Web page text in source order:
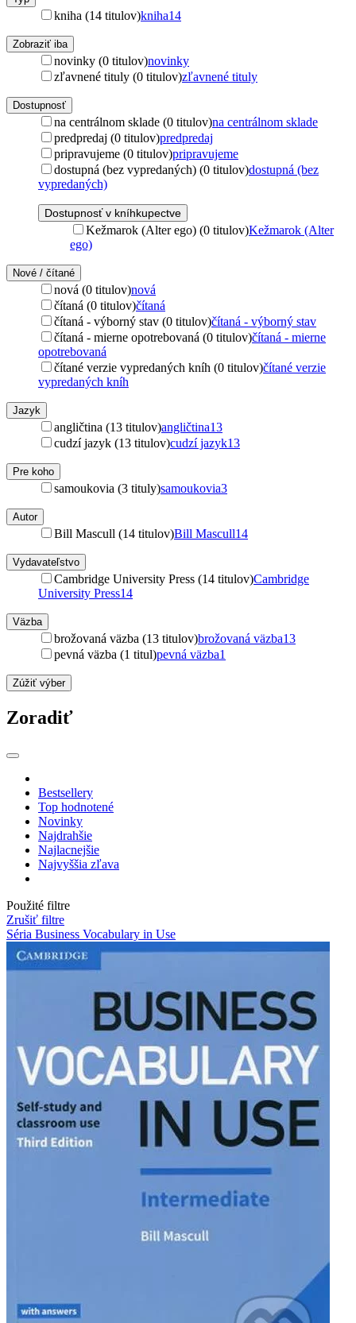
kniha (14 titulov)kniha14
Zobraziť iba
novinky (0 titulov)novinky
zľavnené tituly (0 titulov)zľavnené tituly
Dostupnosť
na centrálnom sklade (0 titulov)na centrálnom sklade
predpredaj (0 titulov)predpredaj
pripravujeme (0 titulov)pripravujeme
dostupná (bez vypredaných) (0 titulov)dostupná (bez
vypredaných)
Dostupnosť v kníhkupectve
Kežmarok (Alter ego) (0 titulov)Kežmarok (Alter
ego)
Nové / čítané
nová (0 titulov)nová
čítaná (0 titulov)čítaná
čítaná - výborný stav (0 titulov)čítaná - výborný stav
čítaná - mierne opotrebovaná (0 titulov)čítaná - mierne
opotrebovaná
čítané verzie vypredaných kníh (0 titulov)čítané verzie
vypredaných kníh
Jazyk
angličtina (13 titulov)angličtina13
cudzí jazyk (13 titulov)cudzí jazyk13
Pre koho
samoukovia (3 tituly)samoukovia3
Autor
Bill Mascull (14 titulov)Bill Mascull14
Vydavateľstvo
Cambridge University Press (14 titulov)Cambridge
University Press14
Väzba
brožovaná väzba (13 titulov)brožovaná väzba13
pevná väzba (1 titul)pevná väzba1
Zúžiť výber
Zoradiť
Bestsellery
Top hodnotené
Novinky
Najdrahšie
Najlacnejšie
Najvyššia zľava
Použité filtre
Zrušiť filtre
Séria Business Vocabulary in Use